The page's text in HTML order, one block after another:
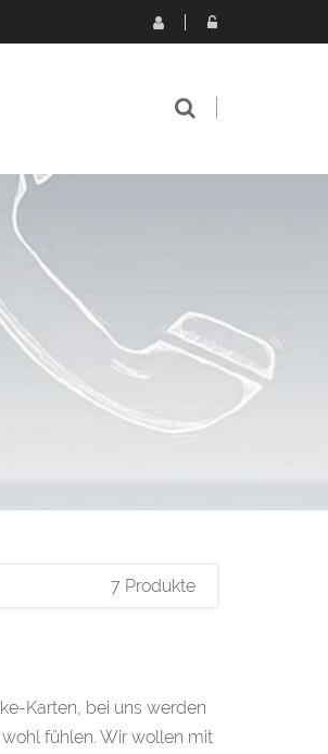
7 Produkte
Karten, bei uns werden
fühlen. Wir wollen mit